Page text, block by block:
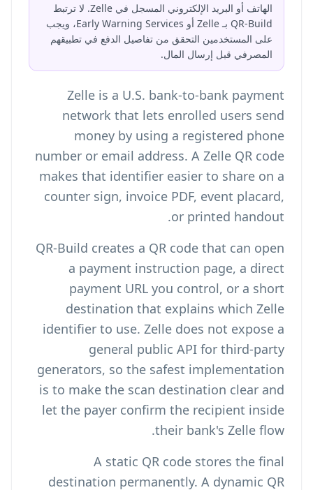
الهاتف أو البريد الإلكتروني المسجل في Zelle. لا ترتبط
QR-Build بـ Zelle أو Early Warning Services، ويجب
على المستخدمين التحقق من تفاصيل الدفع في تطبيقهم
المصرفي قبل إرسال المال.
Zelle is a U.S. bank-to-bank payment
network that lets enrolled users send
money by using a registered phone
number or email address. A Zelle QR code
makes that identifier easier to share on a
counter sign, invoice PDF, event placard,
or printed handout.
QR-Build creates a QR code that can open
a payment instruction page, a direct
payment URL you control, or a short
destination that explains which Zelle
identifier to use. Zelle does not expose a
general public API for third-party
generators, so the safest implementation
is to make the scan destination clear and
let the payer confirm the recipient inside
their bank's Zelle flow.
A static QR code stores the final
destination permanently. A dynamic QR